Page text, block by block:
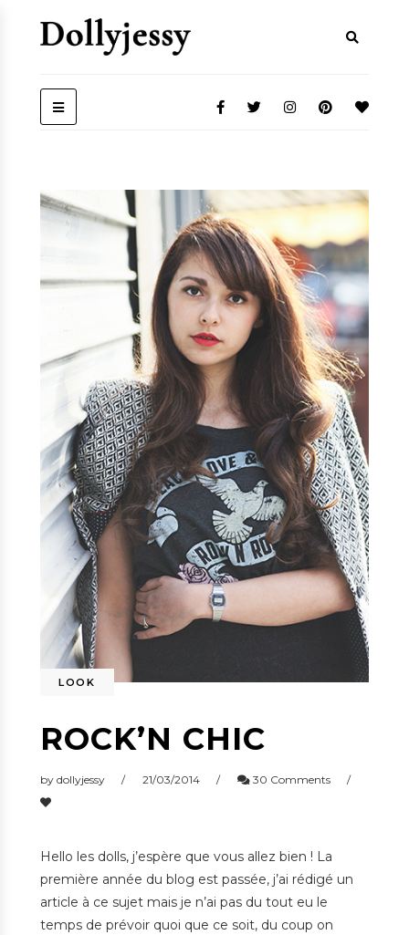
LOOK
ROCK’N CHIC
by dollyjessy 21/03/2014 30 Comments
Hello les dolls, j’espère que vous allez bien ! La
première année du blog est passée, j’ai rédigé un
article à ce sujet mais je n’ai pas du tout eu le
temps de prévoir quoi que ce soit, du coup on